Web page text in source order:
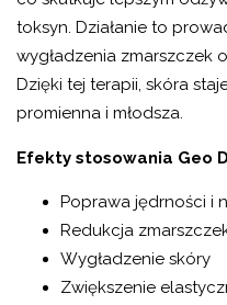
toksyn. Działanie to
wygładzenia zmarszczek
Dzięki tej terapii, skóra
promienna i młodsza.
Efekty stosowania Geo
Poprawa jędrności i
Redukcja
Wygładzenie skóry
Zwiększenie